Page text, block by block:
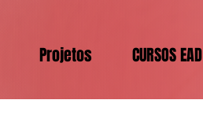
Projetos CURSOS EAD